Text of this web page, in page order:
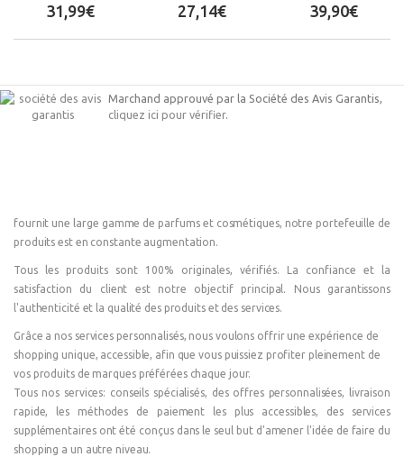
31,99€ 27,14€ 39,90€
Marchand approuvé par la Société des Avis Garantis,
cliquez ici pour vérifier.
fournit une large gamme de parfums et cosmétiques, notre portefeuille de
produits est en constante augmentation.
Tous les produits sont 100% originales, vérifiés. La confiance et la
satisfaction du client est notre objectif principal. Nous garantissons
l'authenticité et la qualité des produits et des services.
Grâce a nos services personnalisés, nous voulons offrir une expérience de
shopping unique, accessible, afin que vous puissiez profiter pleinement de
vos produits de marques préférées chaque jour.
Tous nos services: conseils spécialisés, des offres personnalisées, livraison
rapide, les méthodes de paiement les plus accessibles, des services
supplémentaires ont été conçus dans le seul but d'amener l'idée de faire du
shopping a un autre niveau.